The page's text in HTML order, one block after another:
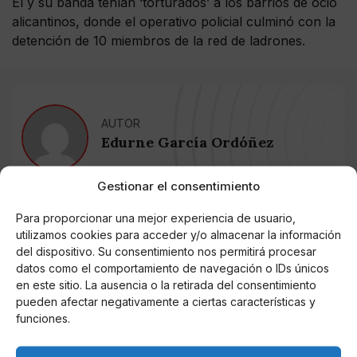
Gestionar el consentimiento
Para proporcionar una mejor experiencia de usuario,
utilizamos cookies para acceder y/o almacenar la información
del dispositivo. Su consentimiento nos permitirá procesar
datos como el comportamiento de navegación o IDs únicos
en este sitio. La ausencia o la retirada del consentimiento
pueden afectar negativamente a ciertas características y
funciones.
alicantinos, donde el operativo policial culminó con la
detención de 10 miembros de la red de ladrones.
AUTOR
Edurne García Ordóñez
Noticias relacionadas
Online Casino
Mejores Cripto Casinos Online en
Colombia 2025: Bitcoin Casinos
Criptomonedas en Argentina 2025